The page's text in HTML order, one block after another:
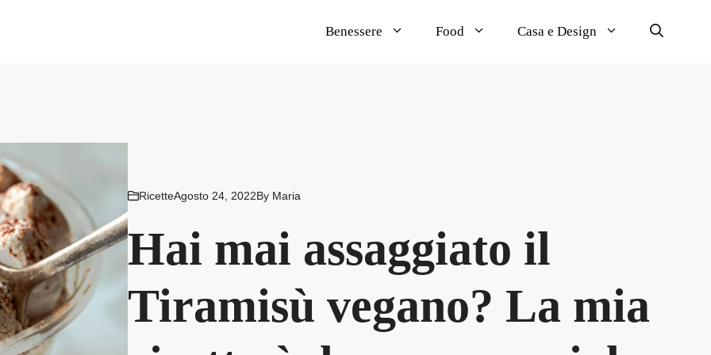
Benessere Food Casa e Design
RicetteAgosto 24, 2022By Maria
Hai mai assaggiato il
Tiramisù vegano? La mia